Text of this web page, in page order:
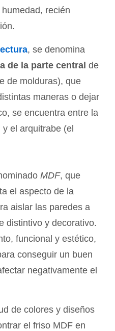
recién
, se denomina
de la parte central de
de molduras), que
maneras o dejar
se encuentra entre la
el arquitrabe (el
MDF, que
el aspecto de la
aislar las paredes a
distintivo y decorativo.
funcional y estético,
conseguir un buen
negativamente el
de colores y diseños
el friso MDF en